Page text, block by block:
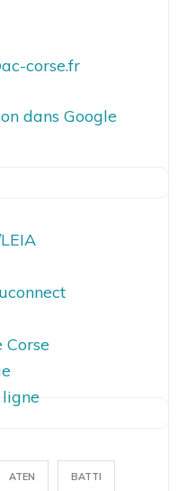
corse.fr
dans Google
ligne
ATEN BATTI